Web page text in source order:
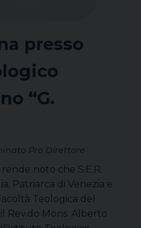
presso
“G.
Pro Direttore
noto che S.E.R.
Patriarca di Venezia e
Teologica del
Rev.do Mons. Alberto